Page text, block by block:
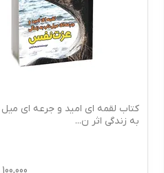
کتاب لقمه ای امید و جرعه ای
به زندگی اثر ن...